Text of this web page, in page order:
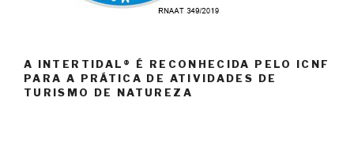
A INTERTIDAL® É RECONHECIDA PELO ICNF
PARA A PRÁTICA DE ATIVIDADES DE
TURISMO DE NATUREZA